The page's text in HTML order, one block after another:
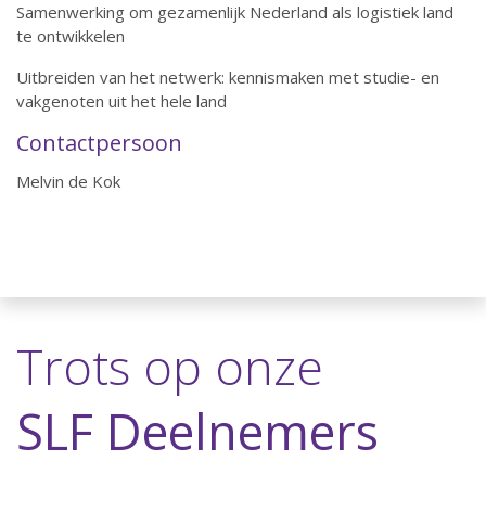
Samenwerking om gezamenlijk Nederland als logistiek land
te ontwikkelen
Uitbreiden van het netwerk: kennismaken met studie- en
vakgenoten uit het hele land
Contactpersoon
Melvin de Kok
Trots op onze
SLF Deelnemers